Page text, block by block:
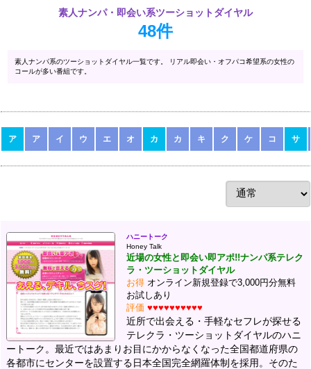
素人ナンパ・即会い系ツーショットダイヤル
48件
素人ナンパ系のツーショットダイヤル一覧です。 リアル即会い・オフパコ希望系の女性の
コールが多い番組です。
ア ア イ ウ エ オ カ カ キ ク ケ コ サ
ハニートーク
Honey Talk
近場の女性と即会い即アポ!!ナンパ系テレク
ラ・ツーショットダイヤル
お得 オンライン新規登録で3,000円分無料
お試しあり
評価 ♥♥♥♥♥♥♥♥♥♥
近所で出会える・手軽なセフレが探せる
テレクラ・ツーショットダイヤルのハニ
ートーク。最近ではあまりお目にかからなくなった全国都道府県の
各都市にセンターを設置する日本全国完全網羅体制を採用。そのた